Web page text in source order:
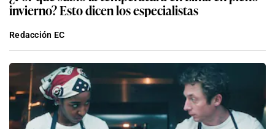
invierno? Esto dicen los especialistas
Redacción EC